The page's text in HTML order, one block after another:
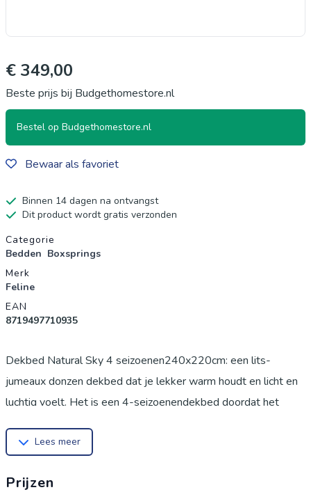
€ 349,00
Beste prijs bij Budgethomestore.nl
Bestel op Budgethomestore.nl
Bewaar als favoriet
Binnen 14 dagen na ontvangst
Dit product wordt gratis verzonden
Productgegevens
Categorie
Bedden Boxsprings
Merk
Feline
EAN
8719497710935
Dekbed Natural Sky 4 seizoenen240x220cm: een lits-
jumeaux donzen dekbed dat je lekker warm houdt en licht en
luchtig voelt. Het is een 4-seizoenendekbed doordat het
zomerdekbed. Het dikkere dekbed kun je bijvoorbeeld in de
dekbedden samen. Elk dekbed is gevuld met 90%
Lees meer
Prijzen